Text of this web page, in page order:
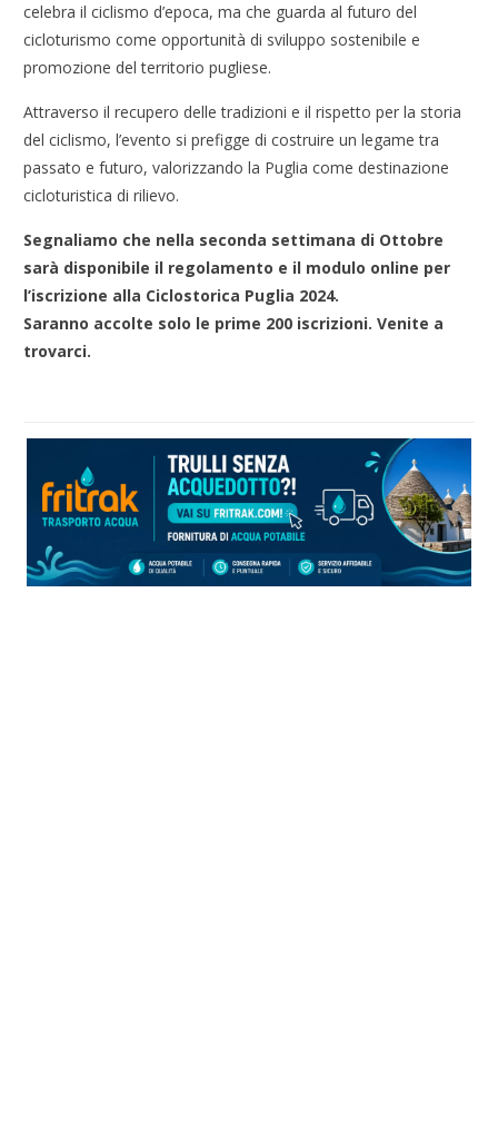
celebra il ciclismo d’epoca, ma che guarda al futuro del
cicloturismo come opportunità di sviluppo sostenibile e
promozione del territorio pugliese.
Attraverso il recupero delle tradizioni e il rispetto per la storia
del ciclismo, l’evento si prefigge di costruire un legame tra
passato e futuro, valorizzando la Puglia come destinazione
cicloturistica di rilievo.
Segnaliamo che nella seconda settimana di Ottobre
sarà disponibile il regolamento e il modulo online per
l’iscrizione alla Ciclostorica Puglia 2024.
Saranno accolte solo le prime 200 iscrizioni. Venite a
trovarci.